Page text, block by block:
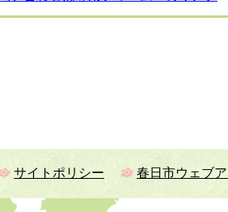
サイトポリシー 春日市ウェブ